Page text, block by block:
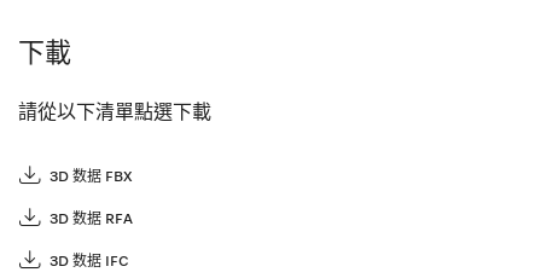
下載
請從以下清單點選下載
3D 数据 FBX
3D 数据 RFA
3D 数据 IFC